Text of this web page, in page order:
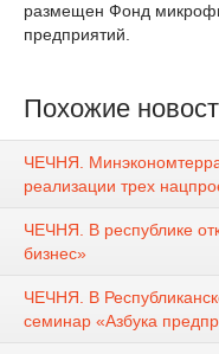
размещен Фонд
предприятий.
Похожие
ЧЕЧНЯ.
реализации трех
ЧЕЧНЯ. В республике
бизнес»
ЧЕЧНЯ. В
семинар «Азбука